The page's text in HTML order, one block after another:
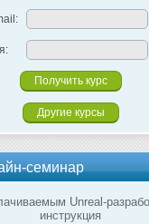
Другие курсы
семинар
Unreal-
инструкция